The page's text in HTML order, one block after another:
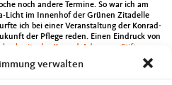
verwalten
noch andere Termine. So war ich am
Licht im Innenhof der Grünen Zitadelle
ich bei einer Veranstaltung der Konrad-
der Pflege reden. Einen Eindruck von
der Konrad-Adenauer-Stiftung
am Dienstag ging es für mich
einer Gruppe von Physiotherapeuten